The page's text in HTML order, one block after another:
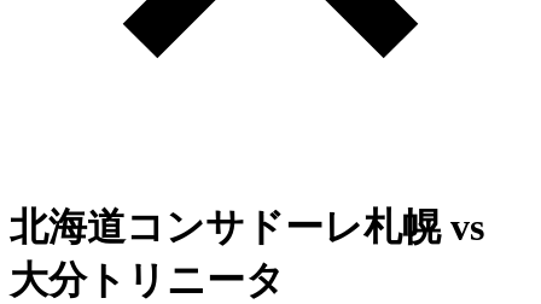
北海道コンサドーレ札幌vs
大分トリニータ